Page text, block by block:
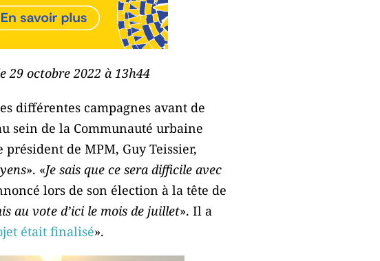
29 octobre 2022 à 13h44
différentes campagnes avant de
sein de la Communauté urbaine
de MPM, Guy Teissier,
». «Je sais que ce sera difficile avec
lors de son élection à la tête de
au vote d’ici le mois de juillet». Il a
était finalisé».